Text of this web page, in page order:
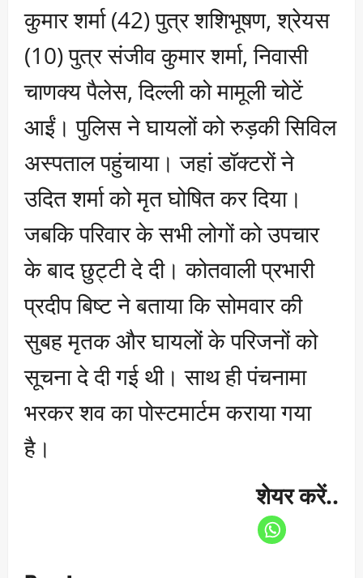
कुमार शर्मा (42) पुत्र शशिभूषण, श्रेयस
(10) पुत्र संजीव कुमार शर्मा, निवासी
चाणक्य पैलेस, दिल्ली को मामूली चोटें
आईं। पुलिस ने घायलों को रुड़की सिविल
अस्पताल पहुंचाया। जहां डॉक्टरों ने
उदित शर्मा को मृत घोषित कर दिया।
जबकि परिवार के सभी लोगों को उपचार
के बाद छुट्टी दे दी। कोतवाली प्रभारी
प्रदीप बिष्ट ने बताया कि सोमवार की
सुबह मृतक और घायलों के परिजनों को
सूचना दे दी गई थी। साथ ही पंचनामा
भरकर शव का पोस्टमार्टम कराया गया
है।
शेयर करें..